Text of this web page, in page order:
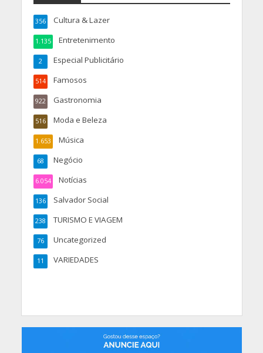
Cultura & Lazer
356
Entretenimento
1.135
Especial Publicitário
2
Famosos
514
Gastronomia
922
Moda e Beleza
516
Música
1.653
Negócio
68
Notícias
6.054
Salvador Social
136
TURISMO E VIAGEM
238
Uncategorized
76
VARIEDADES
11